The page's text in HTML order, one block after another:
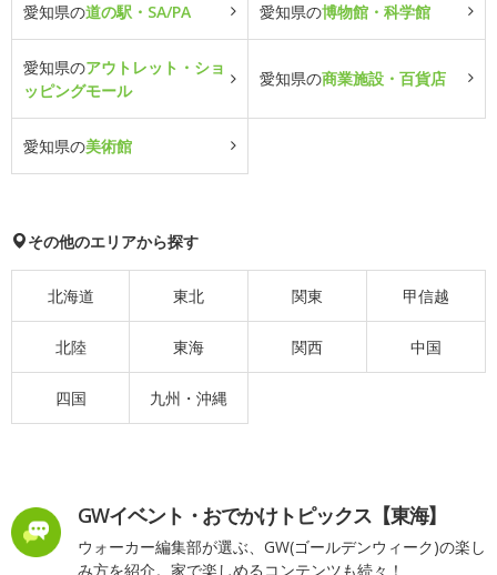
愛知県の道の駅・SA/PA 愛知県の博物館・科学館
愛知県のアウトレット・ショ
ッピングモール
愛知県の商業施設・百貨店
愛知県の美術館
その他のエリアから探す
北海道 東北 関東 甲信越
北陸 東海 関西 中国
四国 九州・沖縄
GWイベント・おでかけトピックス【東海】
ウォーカー編集部が選ぶ、GW(ゴールデンウィーク)の楽し
み方を紹介。家で楽しめるコンテンツも続々！